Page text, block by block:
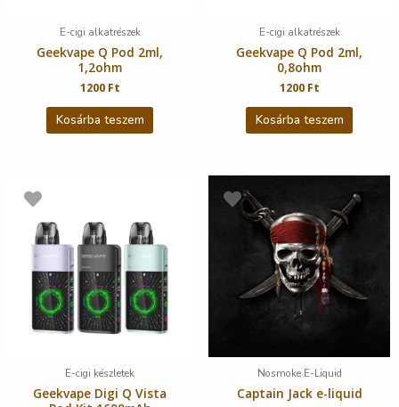
E-cigi alkatrészek
Geekvape Q Pod 2ml,
1,2ohm
1200 Ft
Kosárba teszem
E-cigi alkatrészek
Geekvape Q Pod 2ml,
0,8ohm
1200 Ft
Kosárba teszem
E-cigi készletek
Geekvape Digi Q Vista
Nosmoke E-Liquid
Captain Jack e-liquid